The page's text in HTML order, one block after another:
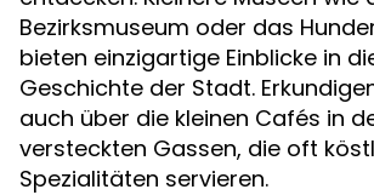
Bezirksmuseum oder das
bieten einzigartige Einblicke in
Geschichte der Stadt.
auch über die kleinen Cafés in
versteckten Gassen, die oft
Spezialitäten servieren.